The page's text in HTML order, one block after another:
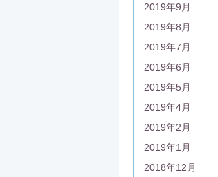
2019年9月
2019年8月
2019年7月
2019年6月
2019年5月
2019年4月
2019年2月
2019年1月
2018年12月